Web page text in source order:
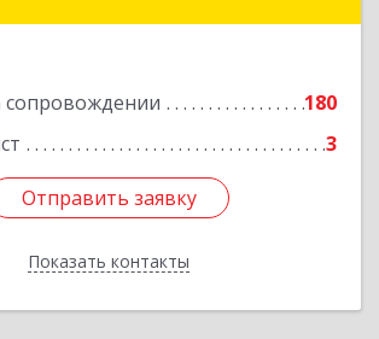
сопровождении
180
3
Отправить заявку
Показать контакты
Отправить заявку
Назад